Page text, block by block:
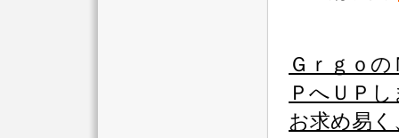
Ｇｒｇｏ
ＰへＵＰ
お求め易